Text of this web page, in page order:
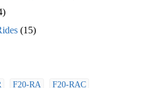
(15)
F20-RA
F20-RAC